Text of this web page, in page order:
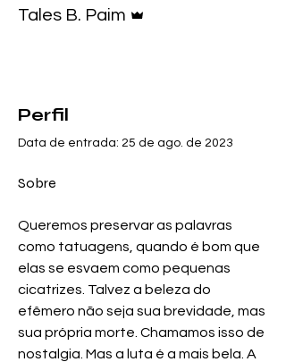
Tales B. Paim
Perfil
Data de entrada: 25 de ago. de 2023
Sobre
Queremos preservar as palavras
como tatuagens, quando é bom que
elas se esvaem como pequenas
cicatrizes. Talvez a beleza do
efêmero não seja sua brevidade, mas
sua própria morte. Chamamos isso de
nostalgia. Mas a luta é a mais bela. A